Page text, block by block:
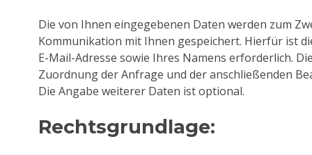
Die von Ihnen eingegebenen Daten werden zum
Kommunikation mit Ihnen gespeichert. Hierfür ist
E-Mail-Adresse sowie Ihres Namens erforderlich.
Zuordnung der Anfrage und der anschließenden
Die Angabe weiterer Daten ist optional.
Rechtsgrundlage: